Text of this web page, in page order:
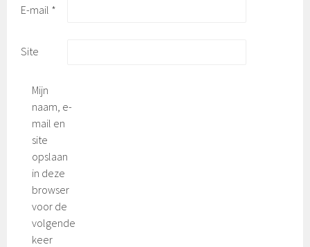
E-mail *
Site
Mijn
naam, e-
mail en
site
opslaan
in deze
browser
voor de
volgende
keer